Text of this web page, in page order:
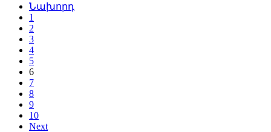
Նախորդ
1
2
3
4
5
6
7
8
9
10
Next